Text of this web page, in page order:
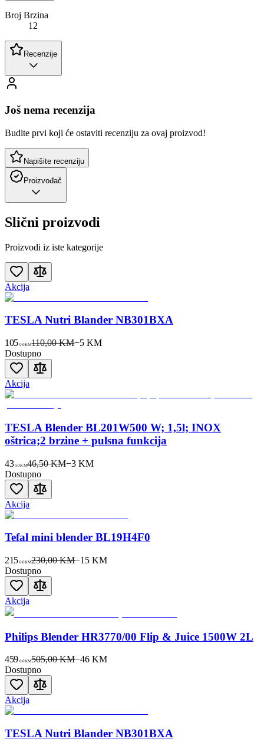
Broj Brzina
12
Recenzije
Još nema recenzija
Budite prvi koji će ostaviti recenziju za ovaj proizvod!
Napišite recenziju
Proizvođač
Slični proizvodi
Proizvodi iz iste kategorije
Akcija
TESLA Nutri Blander NB301BXA
105 00KM110,00 KM−5 KM
Dostupno
Akcija
TESLA Blender BL201W500 W; 1,5l; INOX
oštrica;2 brzine + pulsna funkcija
43 50KM46,50 KM−3KM
Dostupno
Akcija
Tefal mini blender BL19H4F0
215 00KM230,00 KM−15 KM
Dostupno
Akcija
Philips Blender HR3770/00 Flip & Juice 1500W 2L
459 00KM505,00 KM−46 KM
Dostupno
Akcija
TESLA Nutri Blander NB301BXA